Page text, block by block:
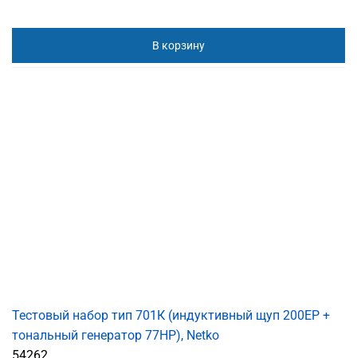
В корзину
Тестовый набор тип 701К (индуктивный щуп 200ЕР +
тональный генератор 77HP), Netko